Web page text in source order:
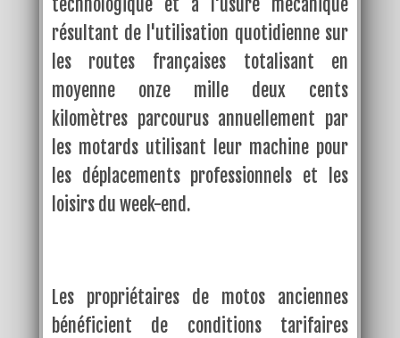
technologique et à l'usure mécanique
résultant de l'utilisation quotidienne sur
les routes françaises totalisant en
moyenne onze mille deux cents
kilomètres parcourus annuellement par
les motards utilisant leur machine pour
les déplacements professionnels et les
loisirs du week-end.
Les propriétaires de motos anciennes
bénéficient de conditions tarifaires